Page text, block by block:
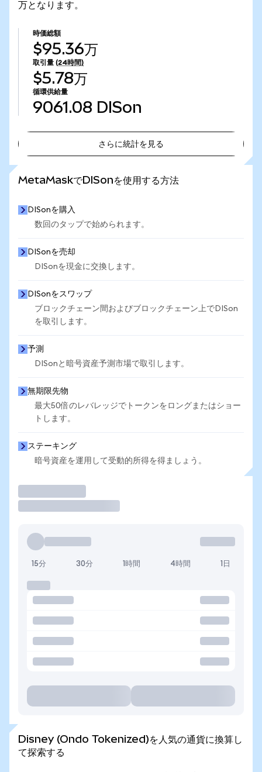
万となります。
時価総額
$95.36万
取引量 (24時間)
$5.78万
循環供給量
9061.08 DISon
さらに統計を見る
MetaMaskでDISonを使用する方法
DISonを購入
数回のタップで始められます。
DISonを売却
DISonを現金に交換します。
DISonをスワップ
ブロックチェーン間およびブロックチェーン上でDISon
を取引します。
予測
DISonと暗号資産予測市場で取引します。
無期限先物
最大50倍のレバレッジでトークンをロングまたはショー
トします。
ステーキング
暗号資産を運用して受動的所得を得ましょう。
15分 30分 1時間 4時間 1日
Disney (Ondo Tokenized)を人気の通貨に換算し
て探索する